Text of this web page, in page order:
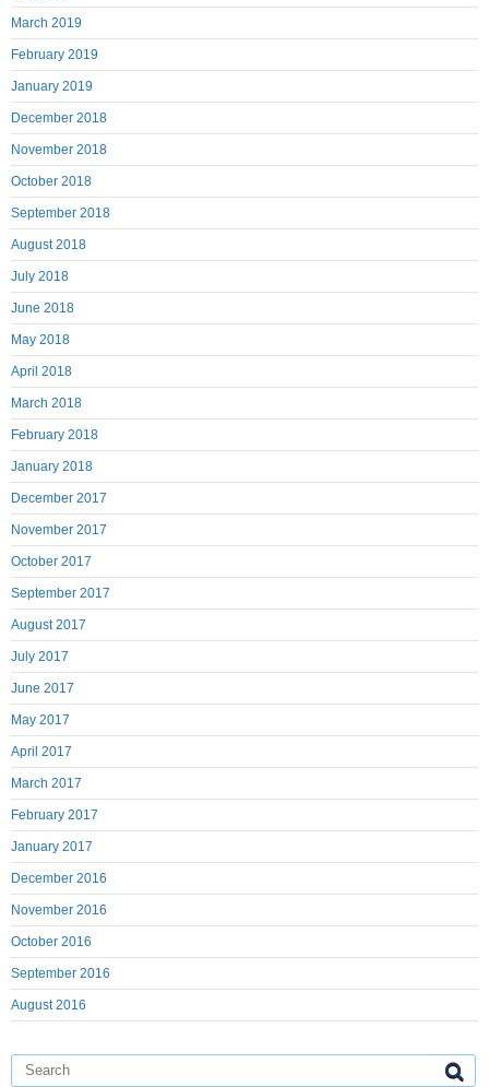
March 2019
February 2019
January 2019
December 2018
November 2018
October 2018
September 2018
August 2018
July 2018
June 2018
May 2018
April 2018
March 2018
February 2018
January 2018
December 2017
November 2017
October 2017
September 2017
August 2017
July 2017
June 2017
May 2017
April 2017
March 2017
February 2017
January 2017
December 2016
November 2016
October 2016
September 2016
August 2016